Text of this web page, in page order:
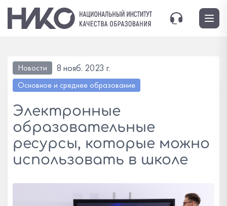
Новости 8 нояб. 2023 г.
Основное и среднее образование
Электронные
образовательные
ресурсы, которые можно
использовать в школе